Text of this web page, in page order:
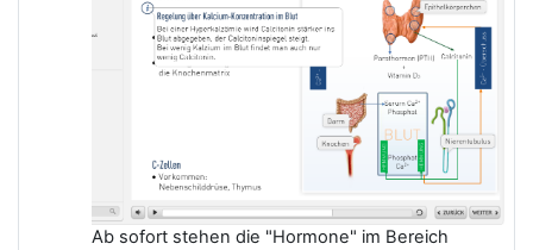
Ab sofort stehen die "Hormone" im Bereich